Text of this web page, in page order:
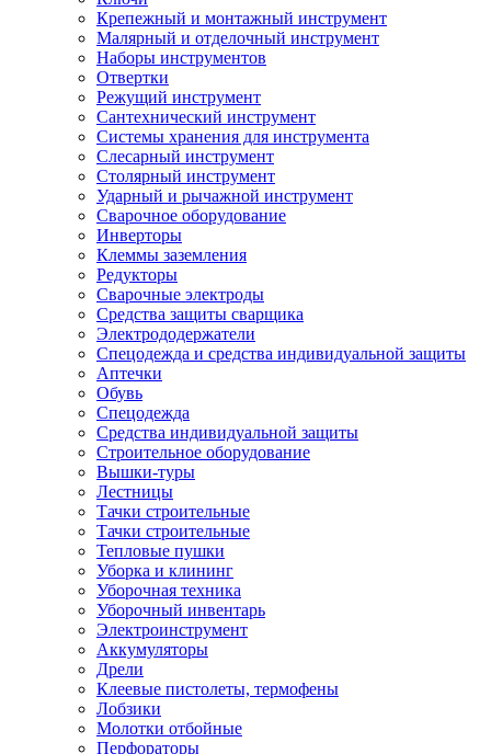
Крепежный и монтажный инструмент
Малярный и отделочный инструмент
Наборы инструментов
Отвертки
Режущий инструмент
Сантехнический инструмент
Системы хранения для инструмента
Слесарный инструмент
Столярный инструмент
Ударный и рычажной инструмент
Сварочное оборудование
Инверторы
Клеммы заземления
Редукторы
Сварочные электроды
Средства защиты сварщика
Электрододержатели
Спецодежда и средства индивидуальной защиты
Аптечки
Обувь
Спецодежда
Средства индивидуальной защиты
Строительное оборудование
Вышки-туры
Лестницы
Тачки строительные
Тачки строительные
Тепловые пушки
Уборка и клининг
Уборочная техника
Уборочный инвентарь
Электроинструмент
Аккумуляторы
Дрели
Клеевые пистолеты, термофены
Лобзики
Молотки отбойные
Перфораторы